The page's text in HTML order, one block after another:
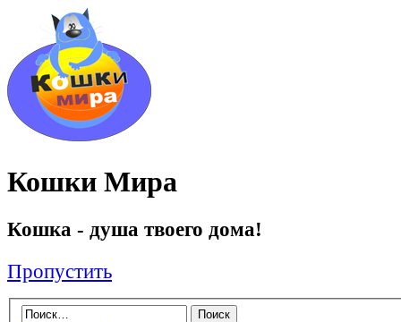
Кошки Мира
Кошка - душа твоего дома!
Пропустить